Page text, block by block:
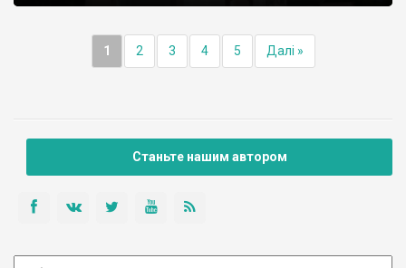
1 2 3 4 5 Далі »
Станьте нашим автором